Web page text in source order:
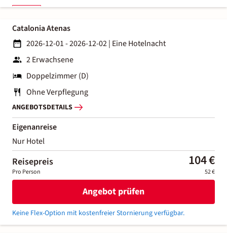
Catalonia Atenas
2026-12-01 - 2026-12-02| Eine Hotelnacht
2 Erwachsene
Doppelzimmer (D)
Ohne Verpflegung
ANGEBOTSDETAILS
Eigenanreise
Nur Hotel
Reisepreis 104 €
Pro Person 52 €
Angebot prüfen
Keine Flex-Option mit kostenfreier Stornierung verfügbar.